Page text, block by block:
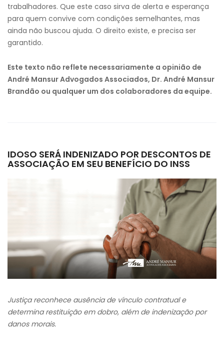
trabalhadores. Que este caso sirva de alerta e esperança
para quem convive com condições semelhantes, mas
ainda não buscou ajuda. O direito existe, e precisa ser
garantido.
Este texto não reflete necessariamente a opinião de
André Mansur Advogados Associados, Dr. André Mansur
Brandão ou qualquer um dos colaboradores da equipe.
IDOSO SERÁ INDENIZADO POR DESCONTOS DE
ASSOCIAÇÃO EM SEU BENEFÍCIO DO INSS
Justiça reconhece ausência de vínculo contratual e
determina restituição em dobro, além de indenização por
danos morais.